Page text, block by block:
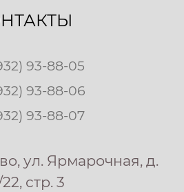
93-88-05
93-88-06
93-88-07
ул. Ярмарочная, д.
стр. 3